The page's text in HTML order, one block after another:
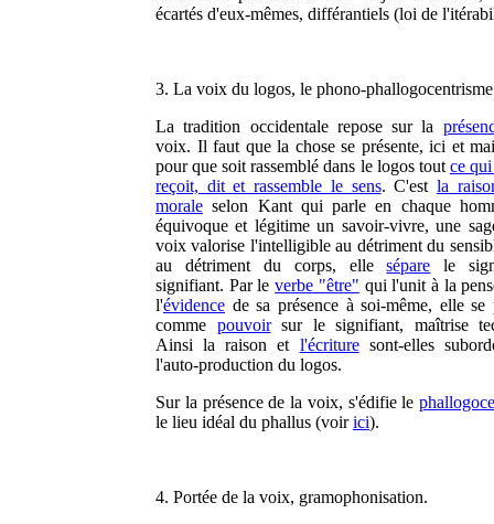
écartés d'eux-mêmes, différantiels (loi de
3. La voix du logos, le phono-
La tradition occidentale repose sur la
voix. Il faut que la chose se présente, ici et
pour que soit rassemblé dans le logos tout ce
reçoit, dit et rassemble le sens. C'est la
morale selon Kant qui parle en chaque
équivoque et légitime un savoir-vivre, une
voix valorise l'intelligible au détriment du
au détriment du corps, ellesépare le
signifiant. Par leverbe "être" qui l'unit à la
l'évidence de sa présence à soi-même, elle se
comme pouvoirsur le signifiant, maîtrise
Ainsi la raison et l'écrituresont-elles
l'auto-production du logos.
Sur la présence de la voix, s'édifie le
le lieu idéal du phallus (voirici).
4. Portée de la voix, gramophonisation.